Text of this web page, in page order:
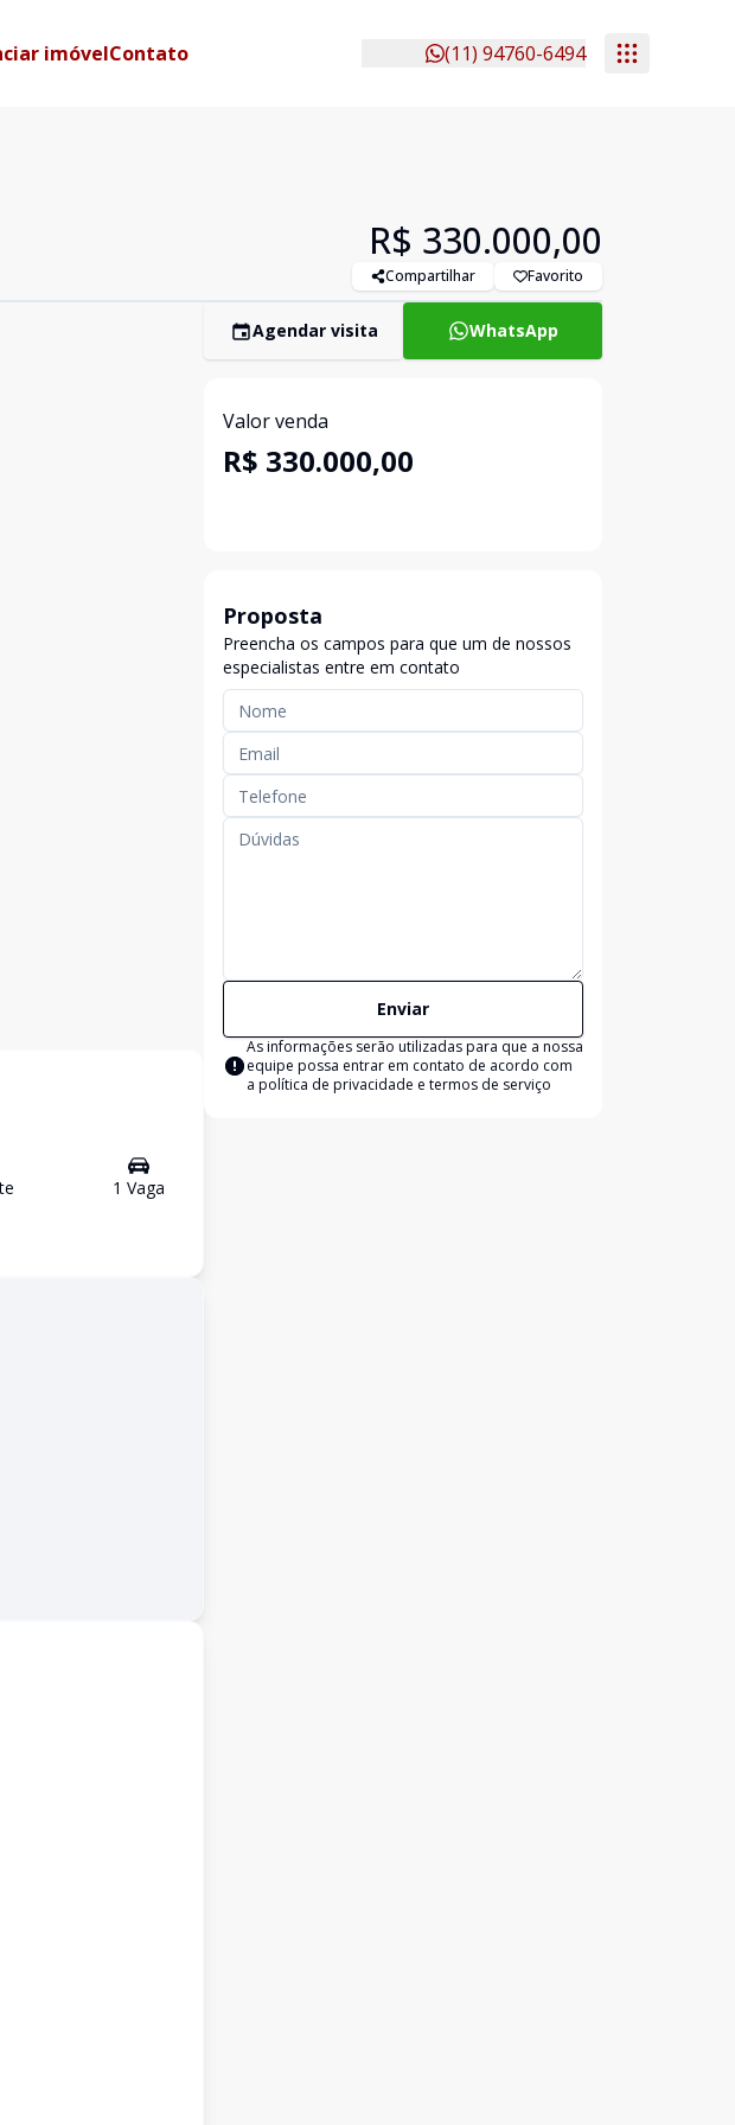
imóvelContato (11) 94760-6494
R$ 330.000,00
Compartilhar Favorito
1 Vaga
Agendar visita WhatsApp
Valor venda
R$ 330.000,00
Proposta
Preencha os campos para que um de nossos
especialistas entre em contato
Enviar
As informações serão utilizadas para que a nossa
equipe possa entrar em contato de acordo com
a política de privacidade e termos de serviço